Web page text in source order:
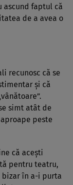
ascund faptul că
de a avea o
recunosc că se
şi că
simt atât de
peste
că aceşti
pentru teatru,
în a-i purta